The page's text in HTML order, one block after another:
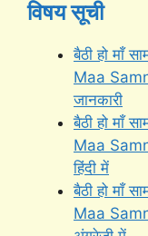
विषय सूची
बैठी हो माँ
Maa
जानकारी
बैठी हो माँ
Maa
हिंदी में
बैठी हो माँ
Maa